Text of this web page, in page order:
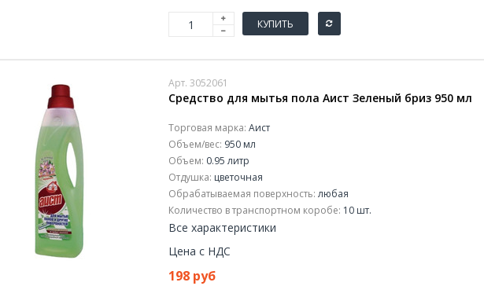
КУПИТЬ
Арт. 3052061
Средство для мытья пола Аист Зеленый бриз 950 мл
Торговая марка: Аист
Объем/вес: 950 мл
Объем: 0.95 литр
Отдушка: цветочная
Обрабатываемая поверхность: любая
Количество в транспортном коробе: 10 шт.
Все характеристики
Цена с НДС
198 руб